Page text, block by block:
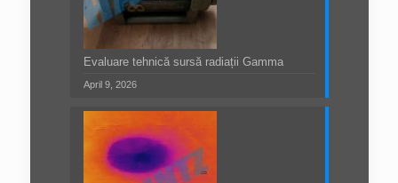
Evaluare tehnică sursă radiații Gamma
April 9, 2026